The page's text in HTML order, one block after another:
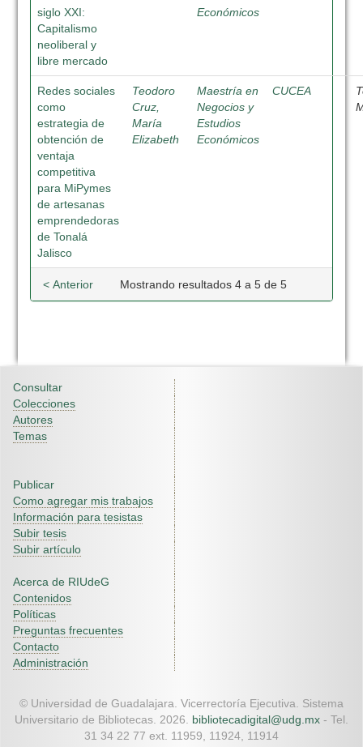
siglo XXI:
Capitalismo
neoliberal y
libre mercado
Económicos
Redes sociales
como
estrategia de
obtención de
ventaja
competitiva
para MiPymes
de artesanas
emprendedoras
de Tonalá
Jalisco
Teodoro
Cruz,
María
Elizabeth
Maestría en
Negocios y
Estudios
Económicos
CUCEA
Mostrando resultados 4 a 5 de 5
< Anterior
Consultar
Colecciones
Autores
Temas
Publicar
Como agregar mis trabajos
Información para tesistas
Subir tesis
Subir artículo
Acerca de RIUdeG
Contenidos
Políticas
Preguntas frecuentes
Contacto
Administración
© Universidad de Guadalajara. Vicerrectoría Ejecutiva. Sistema
Universitario de Bibliotecas. 2026. bibliotecadigital@udg.mx - Tel.
31 34 22 77 ext. 11959, 11924, 11914